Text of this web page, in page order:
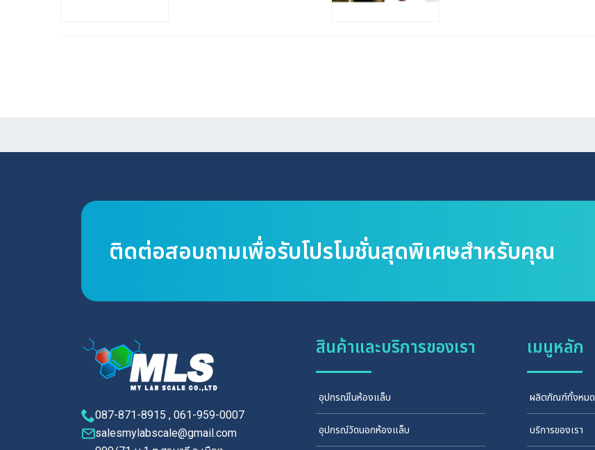
ติดต่อสอบถามเพื่อรับโปรโมชั่นสุดพิเศษสำหรับคุณ
087-871-8915 , 061-959-0007
salesmylabscale@gmail.com
สินค้าและบริการของเรา
อุปกรณ์ในห้องแล็บ
อุปกรณ์วัดนอกห้องแล็บ
เมนูหลัก
ผลิตภัณฑ์ทั้งหมด
บริการของเรา